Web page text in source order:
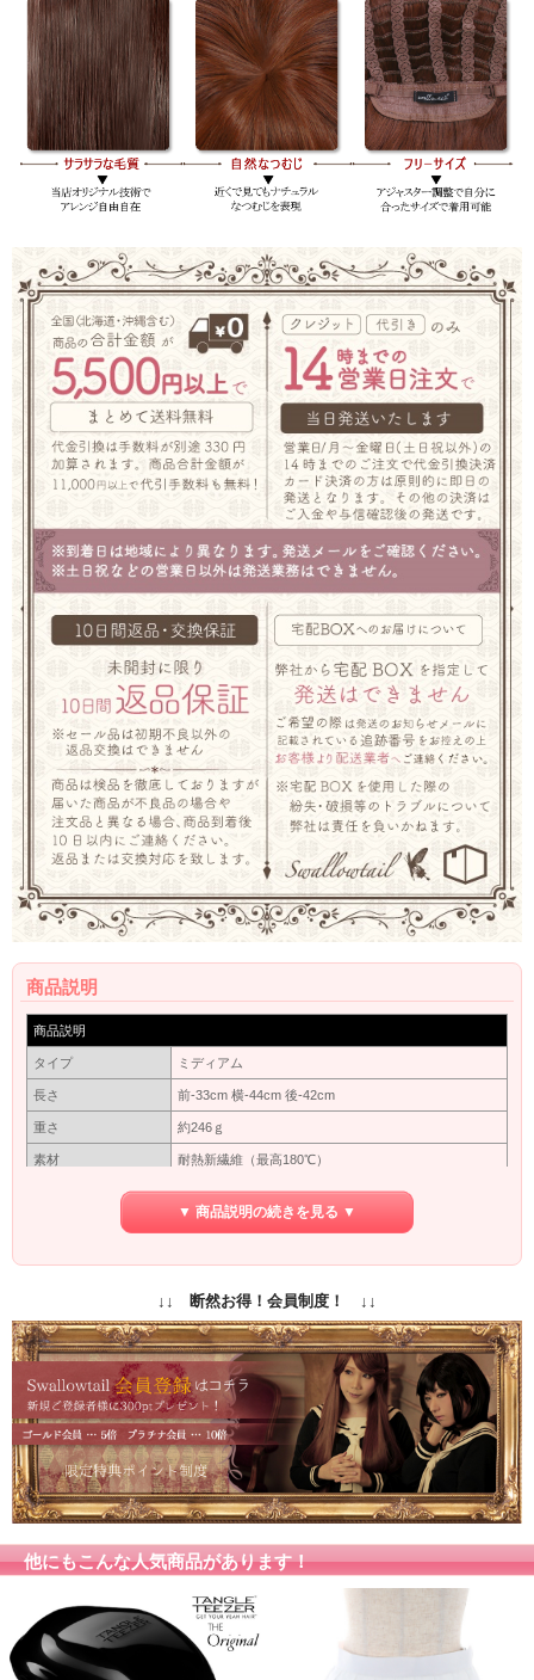
商品説明
商品説明
タイプ ミディアム
長さ 前-33cm 横-44cm 後-42cm
重さ 約246ｇ
素材 耐熱新繊維（最高180℃）
※型
カバーネットに入れて出来るだけ太陽にあたらない暗
洗ってから保管してください。
初期保障／10日間の返品保障
付属品 専用ネット付き
カラー
商品写真はできる限り実物の色に近づけるよう加工し
ておりますが、お客様がご使用するモニター設定や部
屋の照明により実際の商品とは色味が異なる場合があ
ります。
色味が異なる等のクレーム、返品交換等はお受けでき
ません。予めご了承お願いします。
▼ 商品説明の続きを見る ▼
↓↓ 断然お得！会員制度！ ↓↓
他にもこんな人気商品があります！